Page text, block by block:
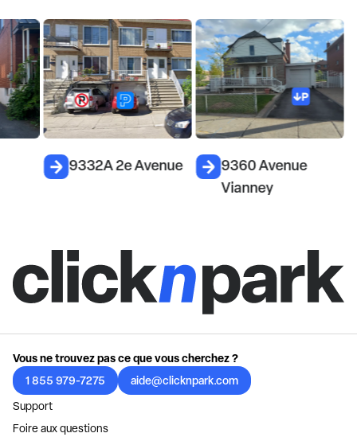
9332A 2e Avenue
9360 Avenue
Vianney
Vous ne trouvez pas ce que vous cherchez ?
1 855 979-7275
aide@clicknpark.com
Support
Foire aux questions